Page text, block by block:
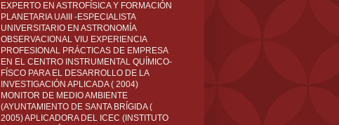
EXPERTO EN ASTROFÍSICA Y FORMACIÓN
PLANETARIA UAIII -ESPECIALISTA
UNIVERSITARIO EN ASTRONOMÍA
OBSERVACIONAL VIU EXPERIENCIA
PROFESIONAL PRÁCTICAS DE EMPRESA
EN EL CENTRO INSTRUMENTAL QUÍMICO-
FÍSCO PARA EL DESARROLLO DE LA
INVESTIGACIÓN APLICADA ( 2004)
MONITOR DE MEDIO AMBIENTE
(AYUNTAMIENTO DE SANTA BRÍGIDA (
2005) APLICADORA DEL ICEC (INSTITUTO